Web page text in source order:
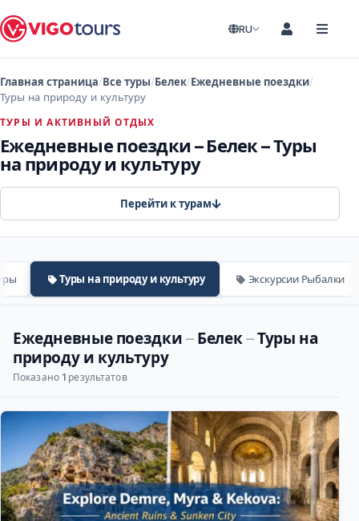
RU
Главная страница Все туры Белек Ежедневные поездки
Туры на природу и культуру
ТУРЫ И АКТИВНЫЙ ОТДЫХ
Ежедневные поездки – Белек – Туры
на природу и культуру
Перейти к турам
Туры на природу и культуру Экскурсии Рыбалки
Ежедневные поездки –Белек–Туры на
природу и культуру
Показано 1 результатов